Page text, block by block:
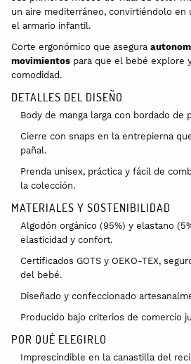
un aire mediterráneo, convirtiéndolo en
el armario infantil.
Corte ergonómico que asegura
movimientos para que el bebé explore
comodidad.
DETALLES DEL DISEÑO
Body de manga larga con bordado de
Cierre con snaps en la entrepierna
pañal.
Prenda unisex, práctica y fácil de
la colección.
MATERIALES Y SOSTENIBILIDAD
Algodón orgánico (95%) y elastano
elasticidad y confort.
Certificados GOTS y OEKO-TEX,
del bebé.
Diseñado y confeccionado
Producido bajo criterios de comercio
POR QUÉ ELEGIRLO
Imprescindible en la canastilla del